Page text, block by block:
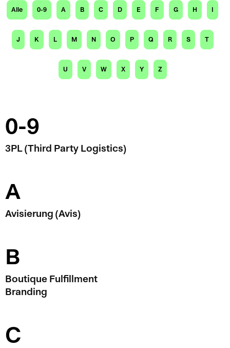
Alle 0-9 A B C D E F G H I
J K L M N O P Q R S T
U V W X Y Z
0-9
3PL (Third Party Logistics)
A
Avisierung (Avis)
B
Boutique Fulfillment
Branding
C